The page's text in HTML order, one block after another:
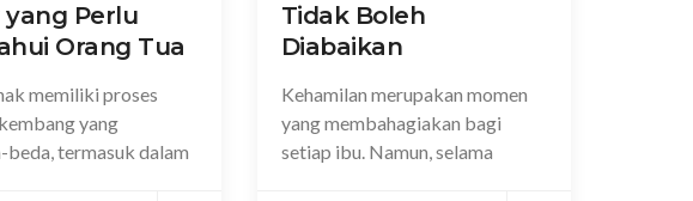
yang Perlu
Orang Tua
memiliki proses
yang
beda, termasuk dalam
Tidak Boleh
Diabaikan
Kehamilan merupakan momen
yang membahagiakan bagi
setiap ibu. Namun, selama